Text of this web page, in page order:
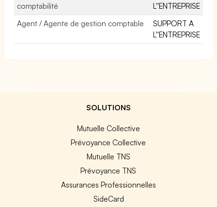
comptabilité
L''ENTREPRISE
Agent / Agente de gestion comptable
SUPPORT A
L''ENTREPRISE
SOLUTIONS
Mutuelle Collective
Prévoyance Collective
Mutuelle TNS
Prévoyance TNS
Assurances Professionnelles
SideCard